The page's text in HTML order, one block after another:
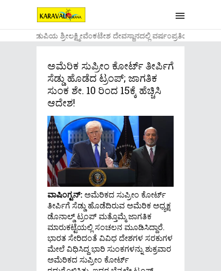
....ಉಡುಪಿಯ ಶ್ರೀಲಕ್ಷ್ಮೀವೆ೦ಕಟೇಶ ದೇವಸ್ಥಾನದಲ್ಲಿ ವರ್ಷ೦ಪ್ರತಿಯ
ಅಮೆರಿಕ ಸುಪ್ರೀಂ ಕೋರ್ಟ್ ತೀರ್ಪಿಗೆ
ಸೆಡ್ಡು ಹೊಡೆದ ಟ್ರಂಪ್; ಜಾಗತಿಕ
ಸುಂಕ ಶೇ. 10 ರಿಂದ 15ಕ್ಕೆ ಹೆಚ್ಚಿಸಿ
ಆದೇಶ!
ವಾಷಿಂಗ್ಟನ್​:ಅಮೆರಿಕದ ಸುಪ್ರೀಂ ಕೋರ್ಟ್
ತೀರ್ಪಿಗೆ ಸೆಡ್ಡು ಹೊಡೆದಿರುವ ಅಮೆರಿಕ ಅಧ್ಯಕ್ಷ
ಡೊನಾಲ್ಡ್ ಟ್ರಂಪ್ ಮತ್ತೊಮ್ಮೆ ಜಾಗತಿಕ
ಮಾರುಕಟ್ಟೆಯಲ್ಲಿ ಸಂಚಲನ ಮೂಡಿಸಿದ್ದಾರೆ.
ಭಾರತ ಸೇರಿದಂತೆ ವಿವಿಧ ದೇಶಗಳ ಸರಕುಗಳ
ಮೇಲೆ ವಿಧಿಸಿದ್ದ ಭಾರಿ ಸುಂಕಗಳನ್ನು ಶುಕ್ರವಾರ
ಅಮೆರಿಕದ ಸುಪ್ರೀಂ ಕೋರ್ಟ್